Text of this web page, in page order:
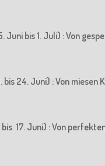
Juni bis 1. Juli) : Von
bis 24. Juni) : Von miesen
bis 17. Juni) : Von